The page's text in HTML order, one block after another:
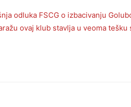
odluka FSCG o izbacivanju
ovaj klub stavlja u veoma tešku